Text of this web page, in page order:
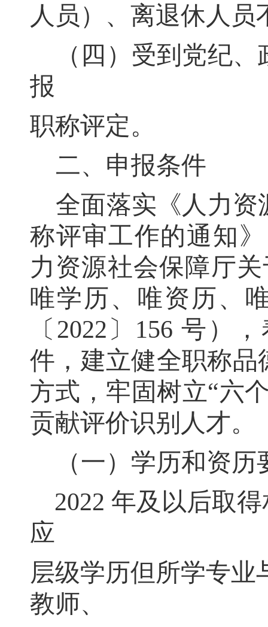
人员）、离退休人
（四）受到党纪
报
职称评定。
二、申报条件
全面落实《人力
称评审工作的通知
力资源社会保障厅
唯学历、唯资历、
〔 2022 〕 156 号） ，
件，建立健全职称品
方式，牢固树立“六
贡献评价识别人才。
（一）学历和资历
2022 年及以后取
应
层级学历但所学专
教师、